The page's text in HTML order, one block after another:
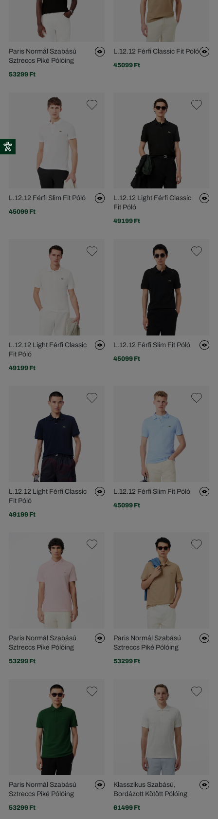
Paris Normál Szabású
Sztreccs Piké Pólóing
53299 Ft
L.12.12 Férfi Classic Fit Póló
45099 Ft
L.12.12 Férfi Slim Fit Póló
45099 Ft
L.12.12 Light Férfi Classic
Fit Póló
49199 Ft
L.12.12 Light Férfi Classic
Fit Póló
49199 Ft
L.12.12 Férfi Slim Fit Póló
45099 Ft
L.12.12 Light Férfi Classic
Fit Póló
49199 Ft
L.12.12 Férfi Slim Fit Póló
45099 Ft
Paris Normál Szabású
Sztreccs Piké Pólóing
53299 Ft
Paris Normál Szabású
Sztreccs Piké Pólóing
53299 Ft
Paris Normál Szabású
Sztreccs Piké Pólóing
53299 Ft
Klasszikus Szabású,
Bordázott Kötött Pólóing
61499 Ft